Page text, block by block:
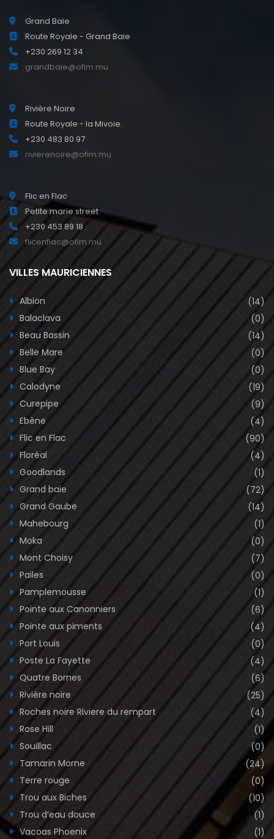
Grand Baie
Route Royale - Grand Baie
+230 269 12 34
grandbaie@ofim.mu
Rivière Noire
Route Royale - la Mivoie.
+230 483 80 97
rivierenoire@ofim.mu
Flic en Flac
Petite marie street
+230 453 89 18
flicenflac@ofim.mu
VILLES MAURICIENNES
Albion
(14)
Balaclava
(0)
Beau Bassin
(14)
Belle Mare
(0)
Blue Bay
(0)
Calodyne
(19)
Curepipe
(9)
Ebène
(4)
Flic en Flac
(90)
Floréal
(4)
Goodlands
(1)
Grand baie
(72)
Grand Gaube
(14)
Mahebourg
(1)
Moka
(0)
Mont Choisy
(7)
Pailes
(0)
Pamplemousse
(1)
Pointe aux Canonniers
(6)
Pointe aux piments
(4)
Port Louis
(0)
Poste La Fayette
(4)
Quatre Bornes
(6)
Rivière noire
(25)
Roches noire Riviere du rempart
(4)
Rose Hill
(1)
Souillac
(0)
Tamarin Morne
(24)
Terre rouge
(0)
Trou aux Biches
(10)
Trou d’eau douce
(1)
Vacoas Phoenix
(1)